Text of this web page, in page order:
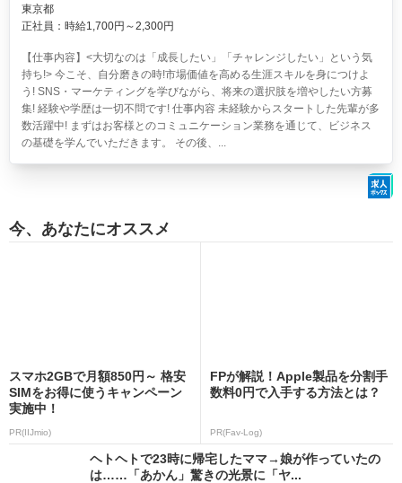
東京都
正社員：時給1,700円～2,300円
【仕事内容】<大切なのは「成長したい」「チャレンジしたい」という気
持ち!> 今こそ、自分磨きの時!市場価値を高める生涯スキルを身につけよ
う! SNS・マーケティングを学びながら、将来の選択肢を増やしたい方募
集! 経験や学歴は一切不問です! 仕事内容 未経験からスタートした先輩が多
数活躍中! まずはお客様とのコミュニケーション業務を通じて、ビジネス
の基礎を学んでいただきます。 その後、...
今、あなたにオススメ
スマホ2GBで月額850円～ 格安
SIMをお得に使うキャンペーン
実施中！
PR(IIJmio)
FPが解説！Apple製品を分割手
数料0円で入手する方法とは？
PR(Fav-Log)
ヘトヘトで23時に帰宅したママ→娘が作っていたの
は……「あかん」驚きの光景に「ヤ...